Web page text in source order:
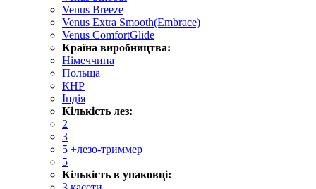
Venus Breeze
Venus Extra Smooth(Embrace)
Venus ComfortGlide
Країна виробництва:
Німеччина
Польща
КНР
Індія
Кількість лез:
2
3
5 +лезо-триммер
5
Кількість в упаковці: